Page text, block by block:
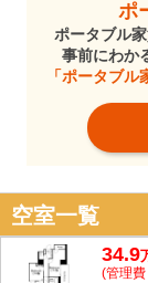
ポ
ポータブル
事前にわか
「ポータブル
空室一覧
34.9
(管理